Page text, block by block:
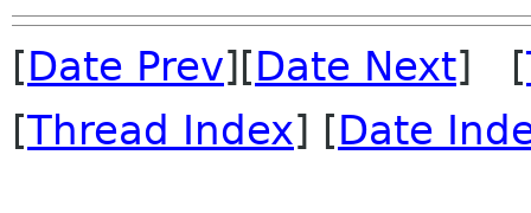
[Date Prev][Date Next] [
[Thread Index] [Date